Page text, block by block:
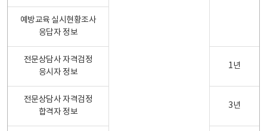
예방교육 실시현황조사
응답자 정보
전문상담사 자격검정
응시자 정보
1년
전문상담사 자격검정
합격자 정보
3년